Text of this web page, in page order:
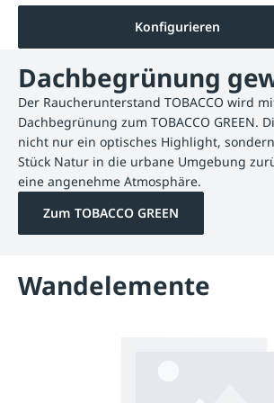
Konfigurieren
Dachbegrünung
Der Raucherunterstand TOBACCO wird
Dachbegrünung zum TOBACCO GREEN.
nicht nur ein optisches Highlight,
Stück Natur in die urbane Umgebung
eine angenehme Atmosphäre.
Zum TOBACCO GREEN
Wandelemente